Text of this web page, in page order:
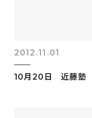
2012.11.01
10月20日 近藤塾